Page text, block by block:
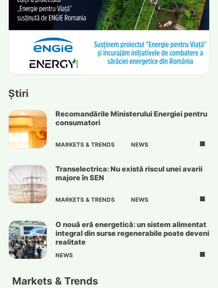
Știri
Recomandările Ministerului Energiei pentru
consumatori
MARKETS & TRENDS NEWS
Transelectrica: Nu există riscul unei avarii
majore în SEN
MARKETS & TRENDS NEWS
O nouă eră energetică: un sistem alimentat
integral din surse regenerabile poate deveni
realitate
NEWS
Markets & Trends